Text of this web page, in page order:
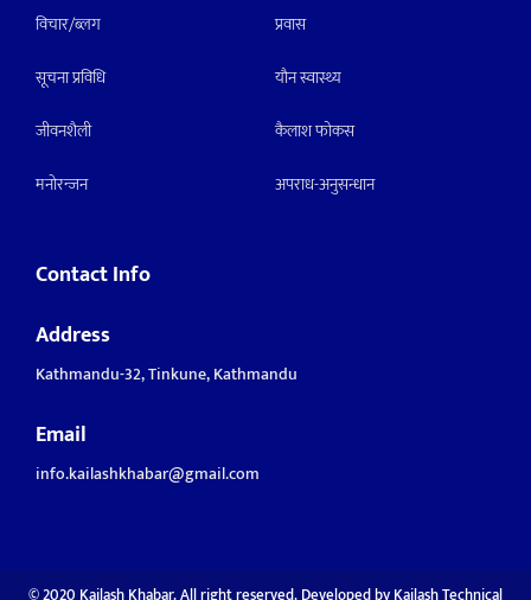
विचार/ब्लग
सूचना प्रविधि
जीवनशैली
मनाेरन्जन
प्रवास
याैन स्वास्थ्य
कैलाश फोकस
अपराध-अनुसन्धान
Contact Info
Address
Kathmandu-32, Tinkune, Kathmandu
Email
info.kailashkhabar@gmail.com